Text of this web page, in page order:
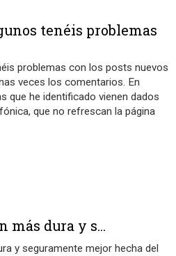
tenéis problemas
problemas con los posts nuevos
veces los comentarios. En
que he identificado vienen dados
que no refrescan la página
más dura y s...
y seguramente mejor hecha del